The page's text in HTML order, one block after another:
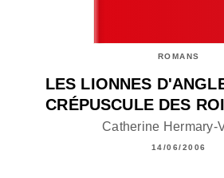
ROMANS
LES LIONNES
CRÉPUSCULE DES
Catherine Hermary-
14/06/2006